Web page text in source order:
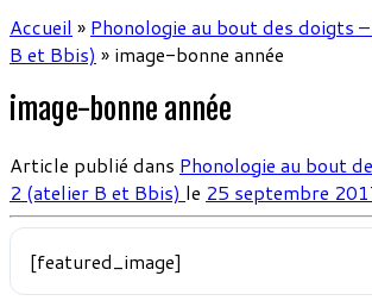
Accueil » Phonologie au bout des doigts
B et Bbis) » image-bonne année
image-bonne année
Article publié dans Phonologie au bout
2 (atelier B et Bbis) le 25 septembre
[featured_image]